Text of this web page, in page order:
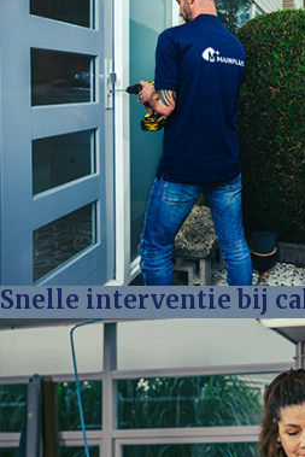
Snelle interventie bij